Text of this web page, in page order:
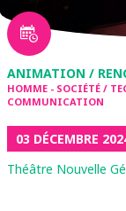
ANIMATION /
HOMME - SOCIÉTÉ /
COMMUNICATION
03 DÉCEMBRE
Théâtre Nouvelle